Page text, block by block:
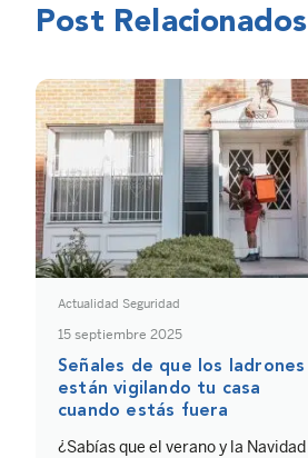
Post Relacionados
Actualidad Seguridad
15 septiembre 2025
Señales de que los ladrones
están vigilando tu casa
cuando estás fuera
¿Sabías que el verano y la Navidad